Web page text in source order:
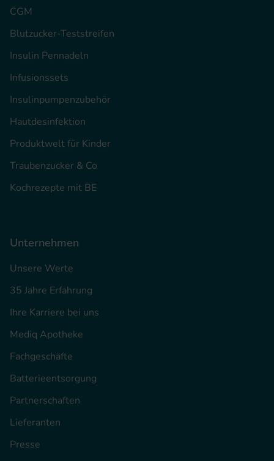
CGM
Blutzucker-Teststreifen
Insulin Pennadeln
Infusionssets
Insulinpumpenzubehör
Hautdesinfektion
Produktwelt für Kinder
Traubenzucker & Co
Kochrezepte mit BE
Unternehmen
Unsere Werte
35 Jahre Erfahrung
Ihre Karriere bei uns
Mediq Apotheke
Fachgeschäfte
Batterieentsorgung
Partnerschaften
Lieferanten
Presse